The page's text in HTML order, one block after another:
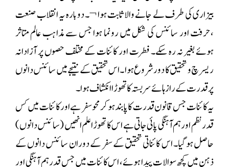
بیزاری کی طرف لے جانے والا ثابت ہوا ¬۔ دوبارہ یہ انقلاب صنعت
،حرفت اور سائنس کی شکل میں رونما ہوا جس سے مذاہب عالم متاثر
ہوئے بغیر نہ رہ سکے۔ فطرت اور کائنات کے مختلف حصوں پر آزادانہ
ریسرچ و تحقیق کا دور شروع ہوا ۔اس تحقیق کے نتیجے میں سائنس دانوں
پر قدرت کے راز ہائے سربستہ کا تھوڑا انکشاف ہوا۔
یہ کائنات جس قانون قدرت کا پابند ہو کر محو سفر ہے اور کائنات میں کس
قدر نظم اور ہم آہنگی پائی جاتی ہے اس کا تھوڑا علم انھیں (سائنس دانوں)
حاصل ہو گیا۔ اس کائناتی تحقیق کے سفر کے دوران سائنس دانوں کے
ذہن میں کچھ سوالات پیدا ہوئے، اس کائنات میں جس قدر ہم آہنگی اور